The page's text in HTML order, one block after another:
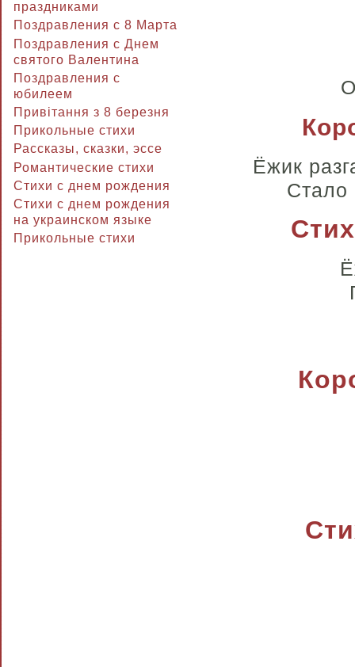
праздниками
Поздравления с 8 Марта
Поздравления с Днем
святого Валентина
Поздравления с
юбилеем
Привітання з 8 березня
Прикольные стихи
Рассказы, сказки, эссе
Романтические стихи
Стихи с днем рождения
Стихи с днем рождения
на украинском языке
Прикольные стихи
Ёжик
Стало